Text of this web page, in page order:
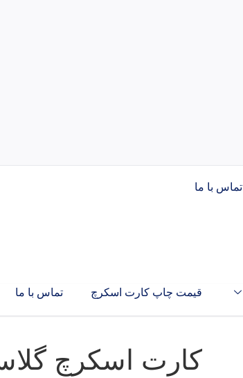
تماس با ما
قیمت چاپ کارت اسکرچ تماس با ما
کارت اسکرچ